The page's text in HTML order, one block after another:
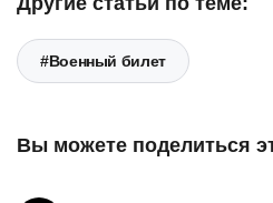
#Военный билет
Вы можете поделиться